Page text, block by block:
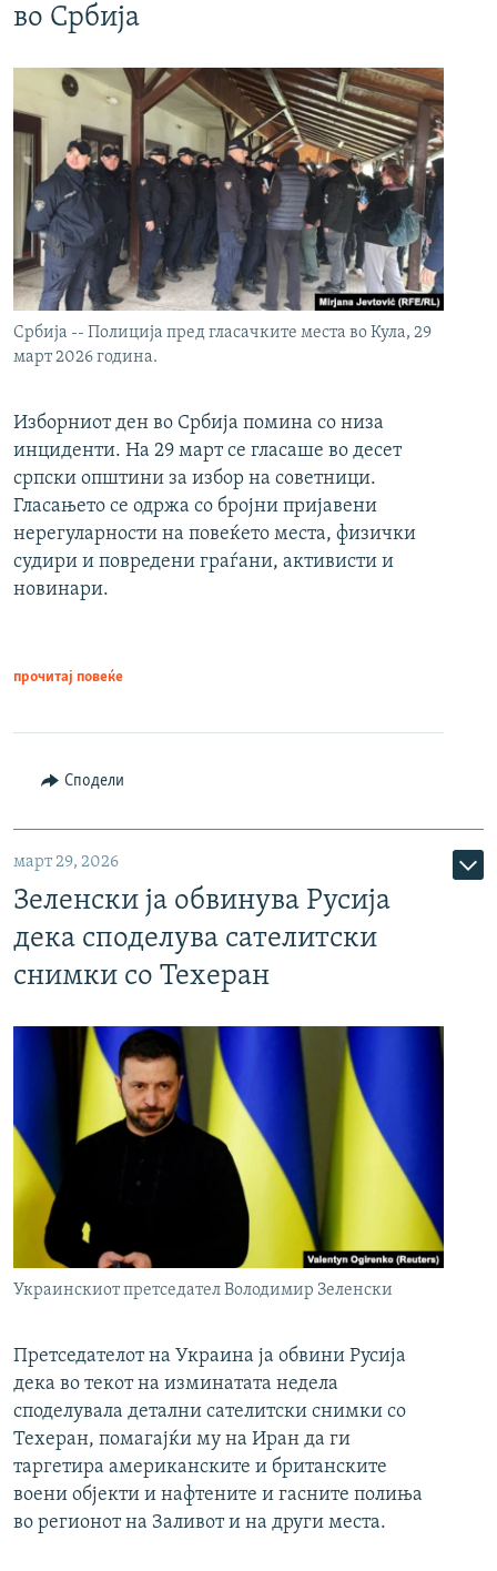
во Србија
Србија -- Полиција пред гласачките места во Кула, 29
март 2026 година.
Изборниот ден во Србија помина со низа
инциденти. На 29 март се гласаше во десет
српски општини за избор на советници.
Гласањето се одржа со бројни пријавени
нерегуларности на повеќето места, физички
судири и повредени граѓани, активисти и
новинари.
прочитај повеќе
Сподели
март 29, 2026
Зеленски ја обвинува Русија
дека споделува сателитски
снимки со Техеран
Украинскиот претседател Володимир Зеленски
Претседателот на Украина ја обвини Русија
дека во текот на изминатата недела
споделувала детални сателитски снимки со
Техеран, помагајќи му на Иран да ги
таргетира американските и британските
воени објекти и нафтените и гасните полиња
во регионот на Заливот и на други места.